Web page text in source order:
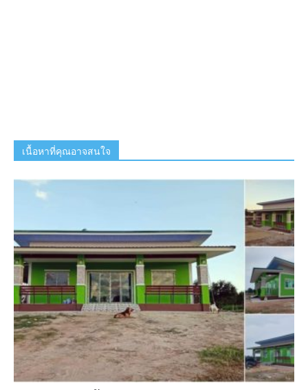
เนื้อหาที่คุณอาจสนใจ